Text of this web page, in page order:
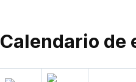
Calendario de